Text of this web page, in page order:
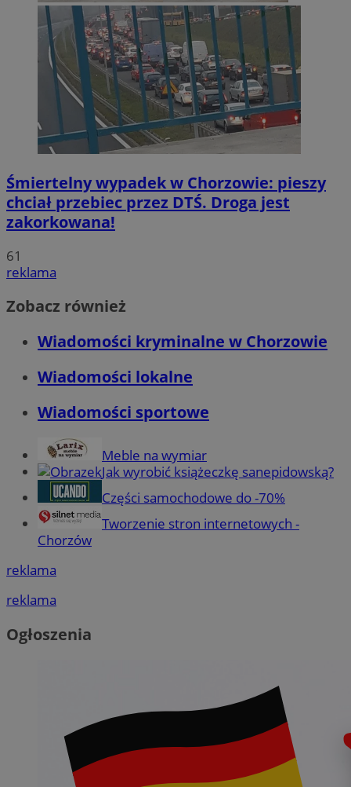
Śmiertelny wypadek w Chorzowie: pieszy
chciał przebiec przez DTŚ. Droga jest
zakorkowana!
61
reklama
Zobacz również
Wiadomości kryminalne w Chorzowie
Wiadomości lokalne
Wiadomości sportowe
Meble na wymiar
Jak wyrobić książeczkę sanepidowską?
Części samochodowe do -70%
Tworzenie stron internetowych -
Chorzów
reklama
reklama
Ogłoszenia